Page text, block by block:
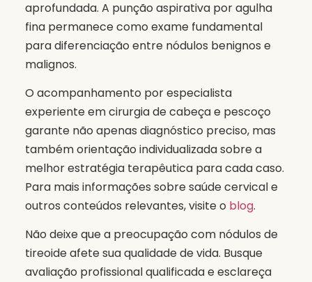
aprofundada. A punção aspirativa por agulha
fina permanece como exame fundamental
para diferenciação entre nódulos benignos e
malignos.
O acompanhamento por especialista
experiente em cirurgia de cabeça e pescoço
garante não apenas diagnóstico preciso, mas
também orientação individualizada sobre a
melhor estratégia terapêutica para cada caso.
Para mais informações sobre saúde cervical e
outros conteúdos relevantes, visite o blog.
Não deixe que a preocupação com nódulos de
tireoide afete sua qualidade de vida. Busque
avaliação profissional qualificada e esclareça